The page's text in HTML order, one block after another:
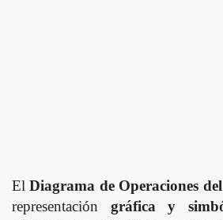
ElDiagrama de Operaciones del
representación gráfica y